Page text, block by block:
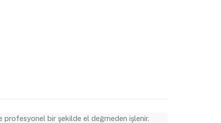
profesyonel bir şekilde el değmeden işlenir.